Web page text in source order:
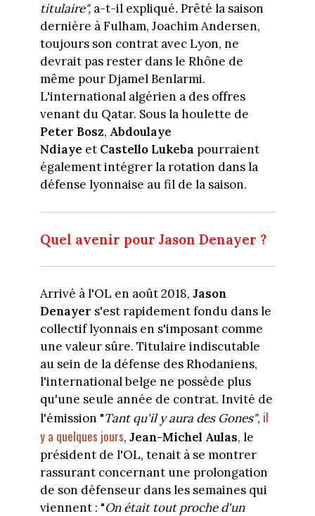
titulaire", a-t-il expliqué.Prêté la saison
dernière à Fulham, Joachim Andersen,
toujours son contrat avec Lyon, ne
devrait pas rester dans le Rhône de
même pour Djamel Benlarmi.
L'international algérien a des offres
venant du Qatar. Sous la houlette de
Peter Bosz, Abdoulaye
Ndiaye et Castello Lukeba pourraient
également intégrer la rotation dans la
défense lyonnaise au fil de la saison.
Quel avenir pour Jason Denayer ?
Arrivé à l'OL en août 2018, Jason
Denayer s'est rapidement fondu dans le
collectif lyonnais en s'imposant comme
une valeur sûre. Titulaire indiscutable
au sein de la défense des Rhodaniens,
l'international belge ne possède plus
qu'une seule année de contrat. Invité de
l'émission "Tant qu'il y aura des Gones", il
y a quelques jours, Jean-Michel Aulas, le
président de l'OL, tenait à se montrer
rassurant concernant une prolongation
de son défenseur dans les semaines qui
viennent : "On était tout proche d'un